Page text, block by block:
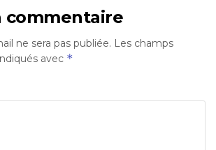
commentaire
ne sera pas publiée. Les champs
avec *